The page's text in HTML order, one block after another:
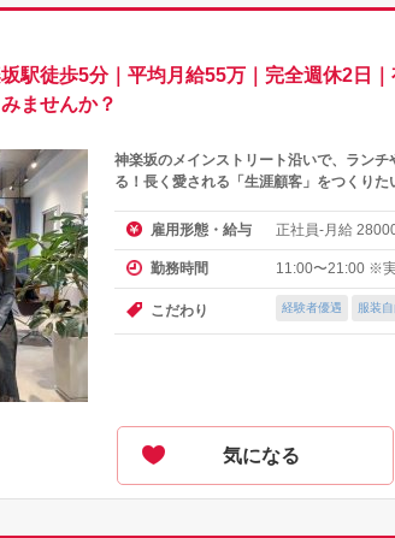
駅徒歩5分｜平均月給55万｜完全週休2日
ませんか？
神楽坂のメインストリート沿いで、ラン
る！長く愛される「生涯顧客」をつくりた
雇用形態・給与 正社員-月給
勤務時間 11:00〜21:00 ※
こだわり 経験者優遇 服装自
気になる